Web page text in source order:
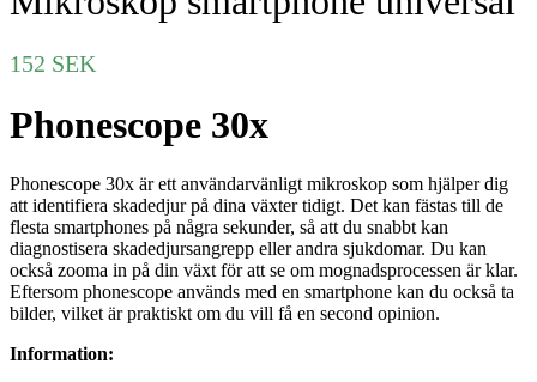
152 SEK
Phonescope 30x
Phonescope 30x är ett användarvänligt mikroskop som hjälper dig
att identifiera skadedjur på dina växter tidigt. Det kan fästas till de
flesta smartphones på några sekunder, så att du snabbt kan
diagnostisera skadedjursangrepp eller andra sjukdomar. Du kan
också zooma in på din växt för att se om mognadsprocessen är klar.
Eftersom phonescope används med en smartphone kan du också ta
bilder, vilket är praktiskt om du vill få en second opinion.
Information: